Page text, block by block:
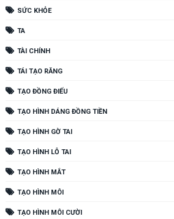
SỨC KHỎE
TA
TÀI CHÍNH
TÁI TẠO RĂNG
TẠO ĐỒNG ĐIẾU
TẠO HÌNH DÁNG ĐỒNG TIỀN
TẠO HÌNH GỜ TAI
TẠO HÌNH LỖ TAI
TẠO HÌNH MẮT
TẠO HÌNH MÔI
TẠO HÌNH MÔI CƯỜI